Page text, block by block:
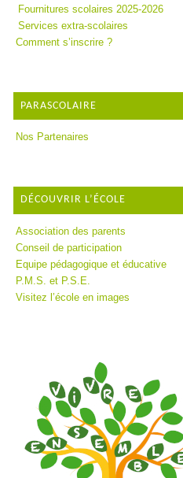
Fournitures scolaires 2025-2026
Services extra-scolaires
Comment s’inscrire ?
PARASCOLAIRE
Nos Partenaires
DÉCOUVRIR L’ÉCOLE
Association des parents
Conseil de participation
Equipe pédagogique et éducative
P.M.S. et P.S.E.
Visitez l’école en images